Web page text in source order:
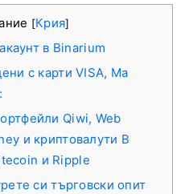
[Крия]
в Binarium
с карти VISA, Ma
Qiwi, Web
и криптовалути B
и Ripple
си търговски опит